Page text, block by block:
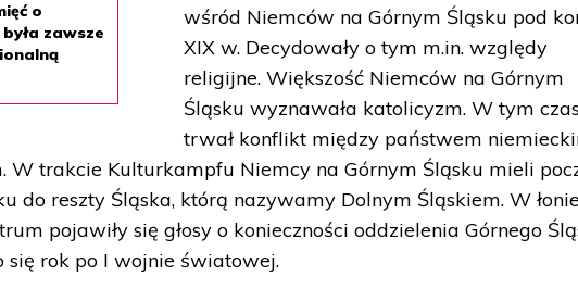
o
zawsze
wśród Niemców na Górnym Śląsku pod
XIX w. Decydowały o tym m.in. względy
religijne. Większość Niemców na Górnym
Śląsku wyznawała katolicyzm. W tym
trwał konflikt między państwem
W trakcie Kulturkampfu Niemcy na Górnym Śląsku mieli
do reszty Śląska, którą nazywamy Dolnym Śląskiem. W
pojawiły się głosy o konieczności oddzielenia Górnego
się rok po I wojnie światowej.